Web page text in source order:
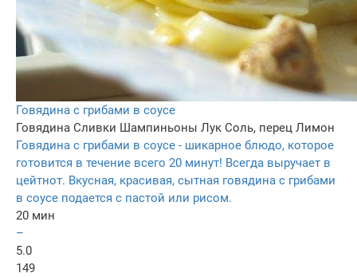
Говядина с грибами в соусе
Говядина Сливки Шампиньоны Лук Соль, перец Лимон
Говядина с грибами в соусе - шикарное блюдо, которое
готовится в течение всего 20 минут! Всегда выручает в
цейтнот. Вкусная, красивая, сытная говядина с грибами
в соусе подается с пастой или рисом.
20 мин
–
5.0
149